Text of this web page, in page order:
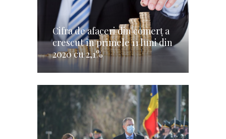
Cifra de afaceri din comerţ a
crescut în primele 11 luni din
2020 cu 2,1%